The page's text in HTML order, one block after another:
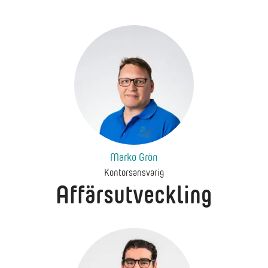
Marko Grön
Kontorsansvarig
Affärsutveckling